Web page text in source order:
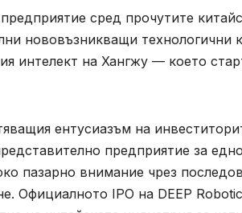
сред прочутите
нововъзникващи технологични
интелект на Хангжу — което
ентусиазъм на
предприятие за
пазарно внимание чрез
Официалното IPO на DEEP